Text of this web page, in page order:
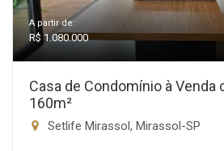
A partir de:
R$ 1.080.000
Casa de Condomínio à Venda
160m²
Setlife Mirassol, Mirassol-SP